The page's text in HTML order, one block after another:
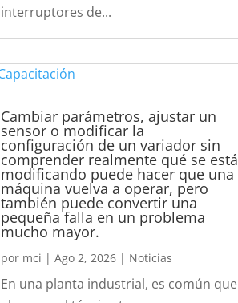
interruptores de...
Cambiar parámetros, ajustar un
sensor o modificar la
configuración de un variador sin
comprender realmente qué se está
modificando puede hacer que una
máquina vuelva a operar, pero
también puede convertir una
pequeña falla en un problema
mucho mayor.
por mci |Ago 2, 2026 | Noticias
En una planta industrial, es común que